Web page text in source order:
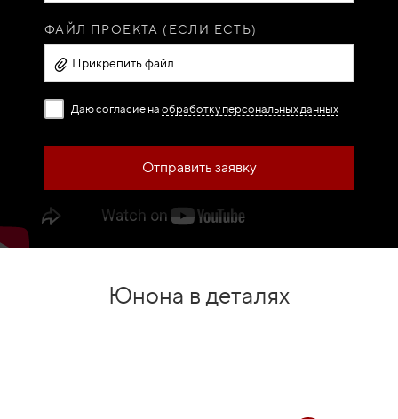
ФАЙЛ ПРОЕКТА (ЕСЛИ ЕСТЬ)
Прикрепить файл...
Даю согласие на обработку персональных данных
Отправить заявку
Юнона в деталях